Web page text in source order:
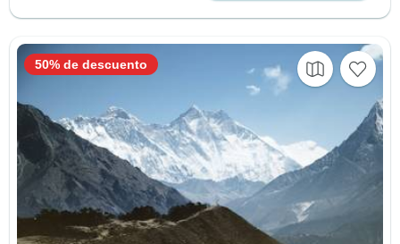
50% de descuento